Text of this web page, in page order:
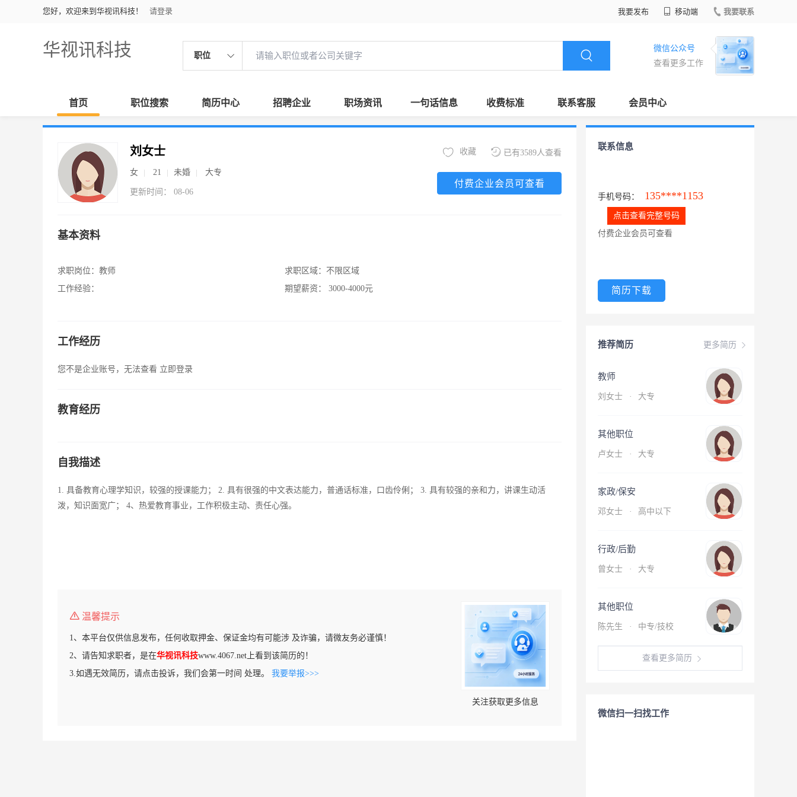
您好，欢迎来到华视讯科技！ 请登录 我要发布 移动端 我要联系
华视讯科技 职位
微信公众号
查看更多工作
首页 职位搜索 简历中心 招聘企业 职场资讯 一句话信息 收费标准 联系客服 会员中心
刘女士
女 21 未婚 大专
更新时间： 08-06
已有3589人查看
收藏
付费企业会员可查看
基本资料
求职岗位： 教师
工作经验：
求职区域： 不限区域
期望薪资：
3000-4000元
工作经历
您不是企业账号，无法查看 立即登录
教育经历
自我描述
1. 具备教育心理学知识，较强的授课能力； 2. 具有很强的中文表达能力，普通话标准，口齿伶俐； 3. 具有较强的亲和力，讲课生动活
泼，知识面宽广； 4、热爱教育事业，工作积极主动、责任心强。
温馨提示
1、本平台仅供信息发布，任何收取押金、保证金均有可能涉 及诈骗，请微友务必谨慎！
2、请告知求职者，是在华视讯科技www.4067.net上看到该简历的！
3.如遇无效简历，请点击投诉，我们会第一时间 处理。 我要举报>>>
关注获取更多信息
联系信息
手机号码： 135****1153
点击查看完整号码
付费企业会员可查看
简历下载
更多简历
推荐简历
教师
刘女士 · 大专
其他职位
卢女士 · 大专
家政/保安
邓女士 · 高中以下
行政/后勤
曾女士 · 大专
其他职位
陈先生 · 中专/技校
查看更多简历
微信扫一扫找工作